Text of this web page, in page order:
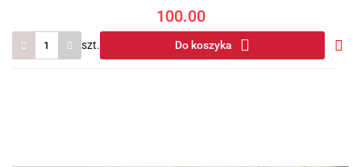
100.00
szt. Do koszyka